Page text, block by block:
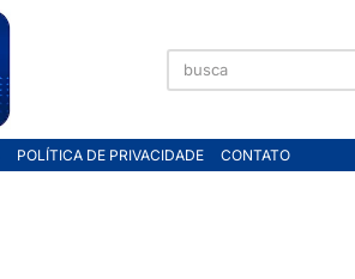
POLÍTICA DE PRIVACIDADE CONTATO